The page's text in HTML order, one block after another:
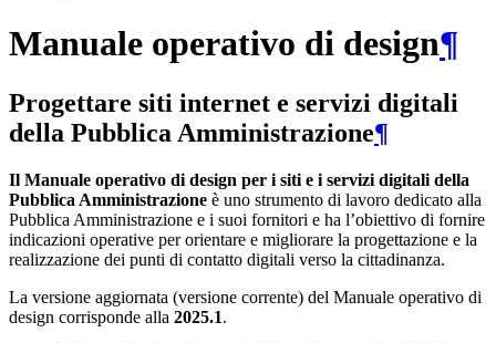
Manuale operativo di design¶
Progettare siti internet e servizi digitali
della Pubblica Amministrazione¶
Il Manuale operativo di design per i siti e i servizi digitali della
Pubblica Amministrazione è uno strumento di lavoro dedicato alla
Pubblica Amministrazione e i suoi fornitori e ha l’obiettivo di fornire
indicazioni operative per orientare e migliorare la progettazione e la
realizzazione dei punti di contatto digitali verso la cittadinanza.
La versione aggiornata (versione corrente) del Manuale operativo di
design corrisponde alla 2025.1.